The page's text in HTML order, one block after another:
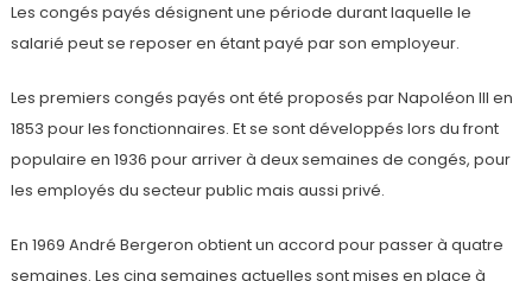
Les congés payés désignent une période durant laquelle le
salarié peut se reposer en étant payé par son employeur.
Les premiers congés payés ont été proposés par Napoléon III en
1853 pour les fonctionnaires. Et se sont développés lors du front
populaire en 1936 pour arriver à deux semaines de congés, pour
les employés du secteur public mais aussi privé.
En 1969 André Bergeron obtient un accord pour passer à quatre
semaines. Les cinq semaines actuelles sont mises en place à